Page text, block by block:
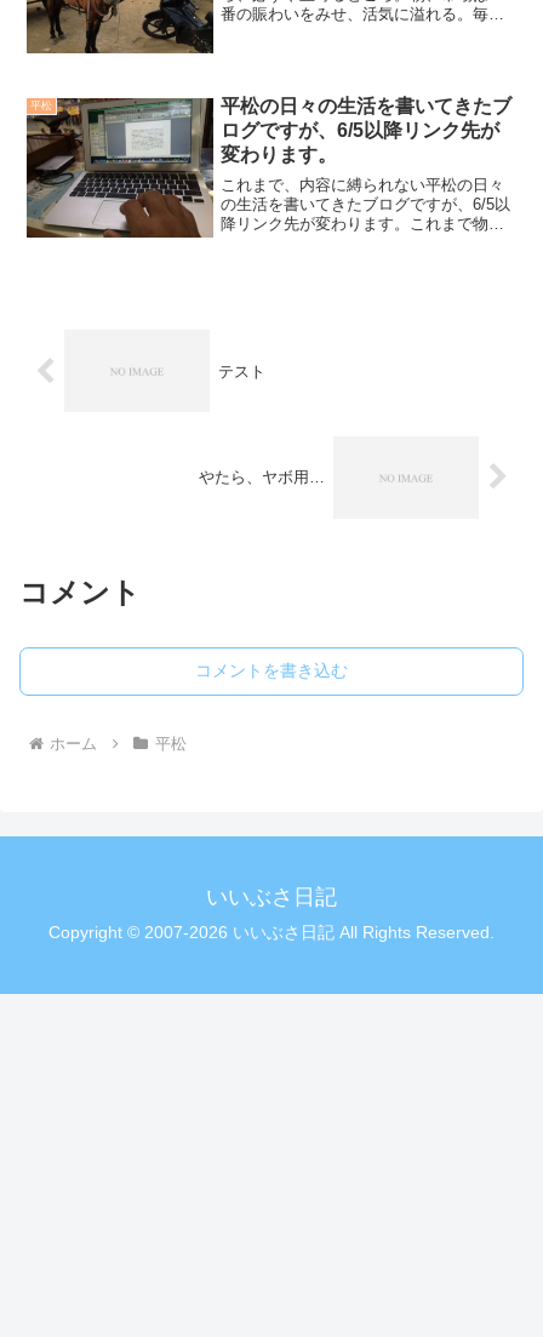
番の賑わいをみせ、活気に溢れる。毎
そして、朱色をした、ト...
平松
平松の日々の生活を書いてきたブ
ログですが、6/5以降リンク先が
変わります。
これまで、内容に縛られない平松の日々
の生活を書いてきたブログですが、6/5以
降リンク先が変わります。これまで物凄
テスト
やたら、ヤボ用…
コメント
コメントを書き込む
ホーム 平松
いいぶさ日記
Copyright © 2007-2026 いいぶさ日記 All Rights Reserved.